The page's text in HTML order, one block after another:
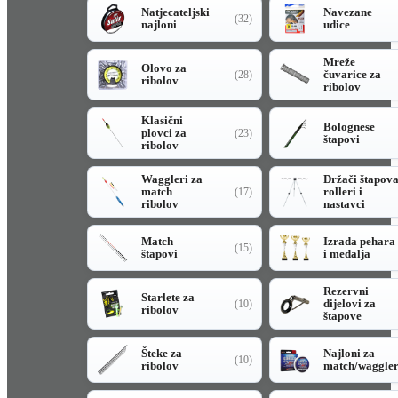
Natjecateljski
najloni
(32)
Navezane
udice
Olovo za
ribolov
(28)
Mreže
čuvarice za
ribolov
Klasični
plovci za
ribolov
(23)
Bolognese
štapovi
Waggleri za
match
ribolov
(17)
Držači štapova
rolleri i
nastavci
Match
štapovi
(15)
Izrada pehara
i medalja
Starlete za
ribolov
(10)
Rezervni
dijelovi za
štapove
Šteke za
ribolov
(10)
Najloni za
match/waggler